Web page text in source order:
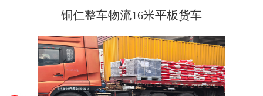
铜仁整车物流16米平板货车